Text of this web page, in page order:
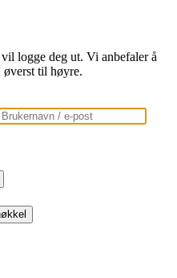
logge deg ut. Vi anbefaler å
øverst til høyre.